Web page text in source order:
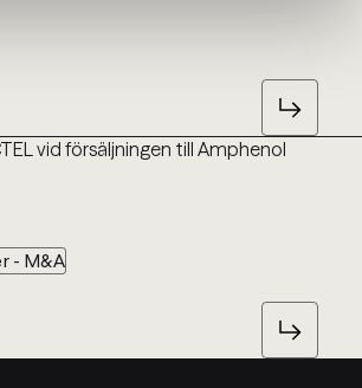
- M&A
vid försäljningen till Amphenol